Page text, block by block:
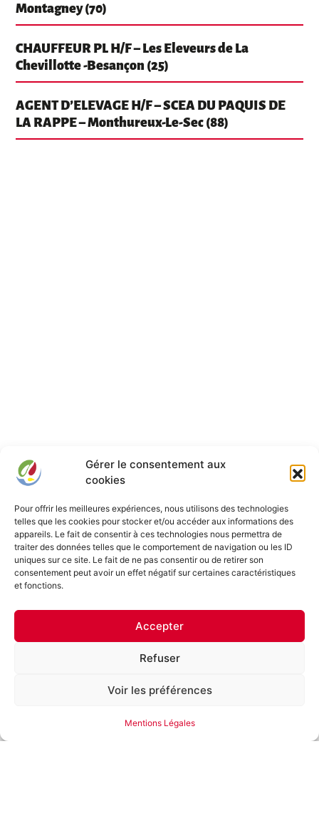
Gérer le consentement aux
cookies
Pour offrir les meilleures expériences, nous utilisons des technologies
telles que les cookies pour stocker et/ou accéder aux informations des
appareils. Le fait de consentir à ces technologies nous permettra de
traiter des données telles que le comportement de navigation ou les ID
uniques sur ce site. Le fait de ne pas consentir ou de retirer son
consentement peut avoir un effet négatif sur certaines caractéristiques
et fonctions.
Accepter
Refuser
Voir les préférences
Mentions Légales
Montagney (70)
CHAUFFEUR PL H/F – Les Eleveurs de La
Chevillotte -Besançon (25)
AGENT D’ELEVAGE H/F – SCEA DU PAQUIS DE
LA RAPPE – Monthureux-Le-Sec (88)
Franche-Comté Élevage
porcines et bovines.
Coopérative FCE
Société Bisontine d’Abattage
Les Éleveurs de la Chevillotte